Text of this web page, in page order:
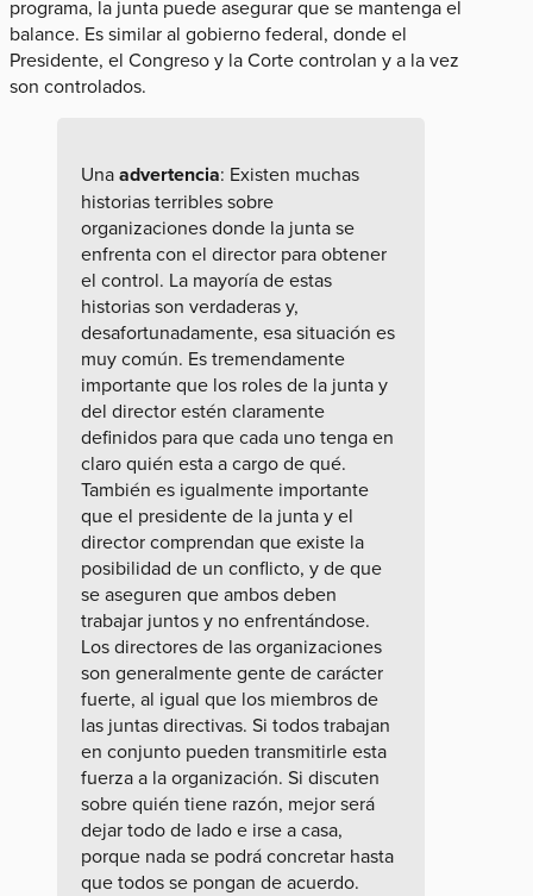
programa, la junta puede asegurar que se mantenga el
balance. Es similar al gobierno federal, donde el
Presidente, el Congreso y la Corte controlan y a la vez
son controlados.
Unaadvertencia: Existen muchas
historias terribles sobre
organizaciones donde la junta se
enfrenta con el director para obtener
el control. La mayoría de estas
historias son verdaderas y,
desafortunadamente, esa situación es
muy común. Es tremendamente
importante que los roles de la junta y
del director estén claramente
definidos para que cada uno tenga en
claro quién esta a cargo de qué.
También es igualmente importante
que el presidente de la junta y el
director comprendan que existe la
posibilidad de un conflicto, y de que
se aseguren que ambos deben
trabajar juntos y no enfrentándose.
Los directores de las organizaciones
son generalmente gente de carácter
fuerte, al igual que los miembros de
las juntas directivas. Si todos trabajan
en conjunto pueden transmitirle esta
fuerza a la organización. Si discuten
sobre quién tiene razón, mejor será
dejar todo de lado e irse a casa,
porque nada se podrá concretar hasta
que todos se pongan de acuerdo.